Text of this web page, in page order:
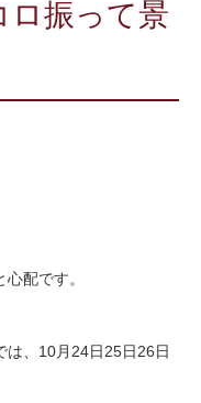
ロ振って景
配です。
は、10月24日25日26日